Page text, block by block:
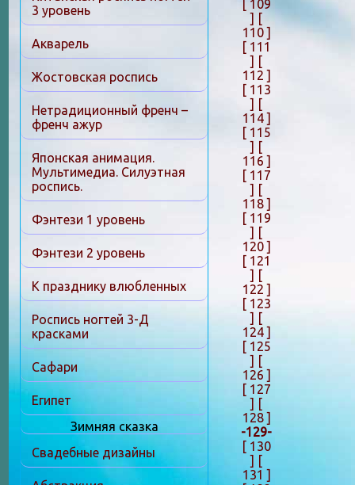
[ 109
] [
110 ]
[ 111
] [
112 ]
[ 113
] [
114 ]
[ 115
] [
116 ]
[ 117
] [
118 ]
[ 119
] [
120 ]
[ 121
] [
122 ]
[ 123
] [
124 ]
[ 125
] [
126 ]
[ 127
] [
128 ]
-129-
[ 130
] [
131 ]
3 уровень
Акварель
Жостовская роспись
Нетрадиционный френч –
френч ажур
Японская анимация.
Мультимедиа. Силуэтная
роспись.
Фэнтези 1 уровень
Фэнтези 2 уровень
К празднику влюбленных
Роспись ногтей 3-Д
красками
Сафари
Египет
Зимняя сказка
Свадебные дизайны